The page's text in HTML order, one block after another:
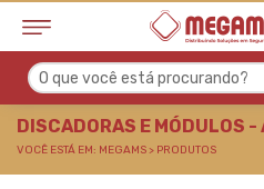
O que você está procurando?
DISCADORAS E MÓDULOS -
VOCÊ ESTÁ EM: MEGAMS > PRODUTOS